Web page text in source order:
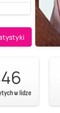
w lidze